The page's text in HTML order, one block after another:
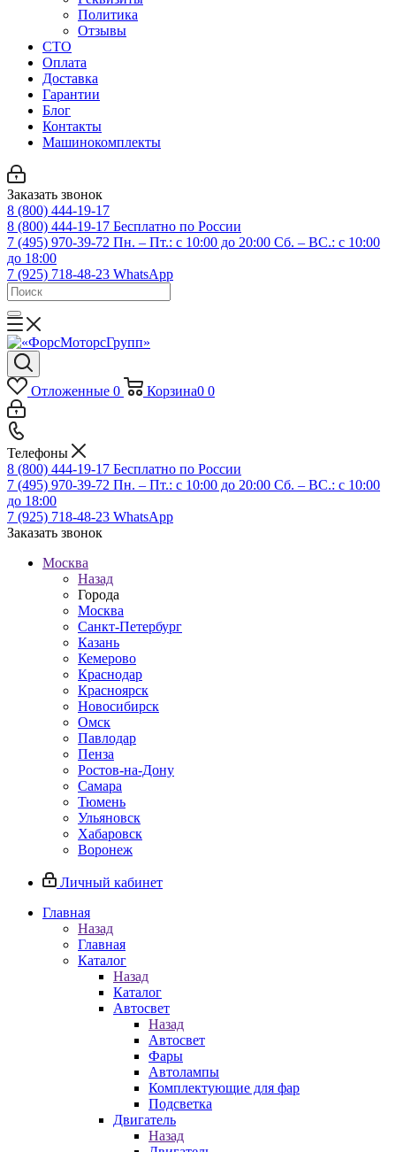
Политика
Отзывы
СТО
Оплата
Доставка
Гарантии
Блог
Контакты
Машинокомплекты
Заказать звонок
8 (800) 444-19-17
8 (800) 444-19-17 Бесплатно по России
7 (495) 970-39-72 Пн. – Пт.: с 10:00 до 20:00 Сб. – ВС.: c 10:00
до 18:00
7 (925) 718-48-23 WhatsApp
Отложенные 0 Корзина0 0
Телефоны
8 (800) 444-19-17 Бесплатно по России
7 (495) 970-39-72 Пн. – Пт.: с 10:00 до 20:00 Сб. – ВС.: c 10:00
до 18:00
7 (925) 718-48-23 WhatsApp
Заказать звонок
Москва
Назад
Города
Москва
Санкт-Петербург
Казань
Кемерово
Краснодар
Красноярск
Новосибирск
Омск
Павлодар
Пенза
Ростов-на-Дону
Самара
Тюмень
Ульяновск
Хабаровск
Воронеж
Личный кабинет
Главная
Назад
Главная
Каталог
Назад
Каталог
Автосвет
Назад
Автосвет
Фары
Автолампы
Комплектующие для фар
Подсветка
Двигатель
Назад